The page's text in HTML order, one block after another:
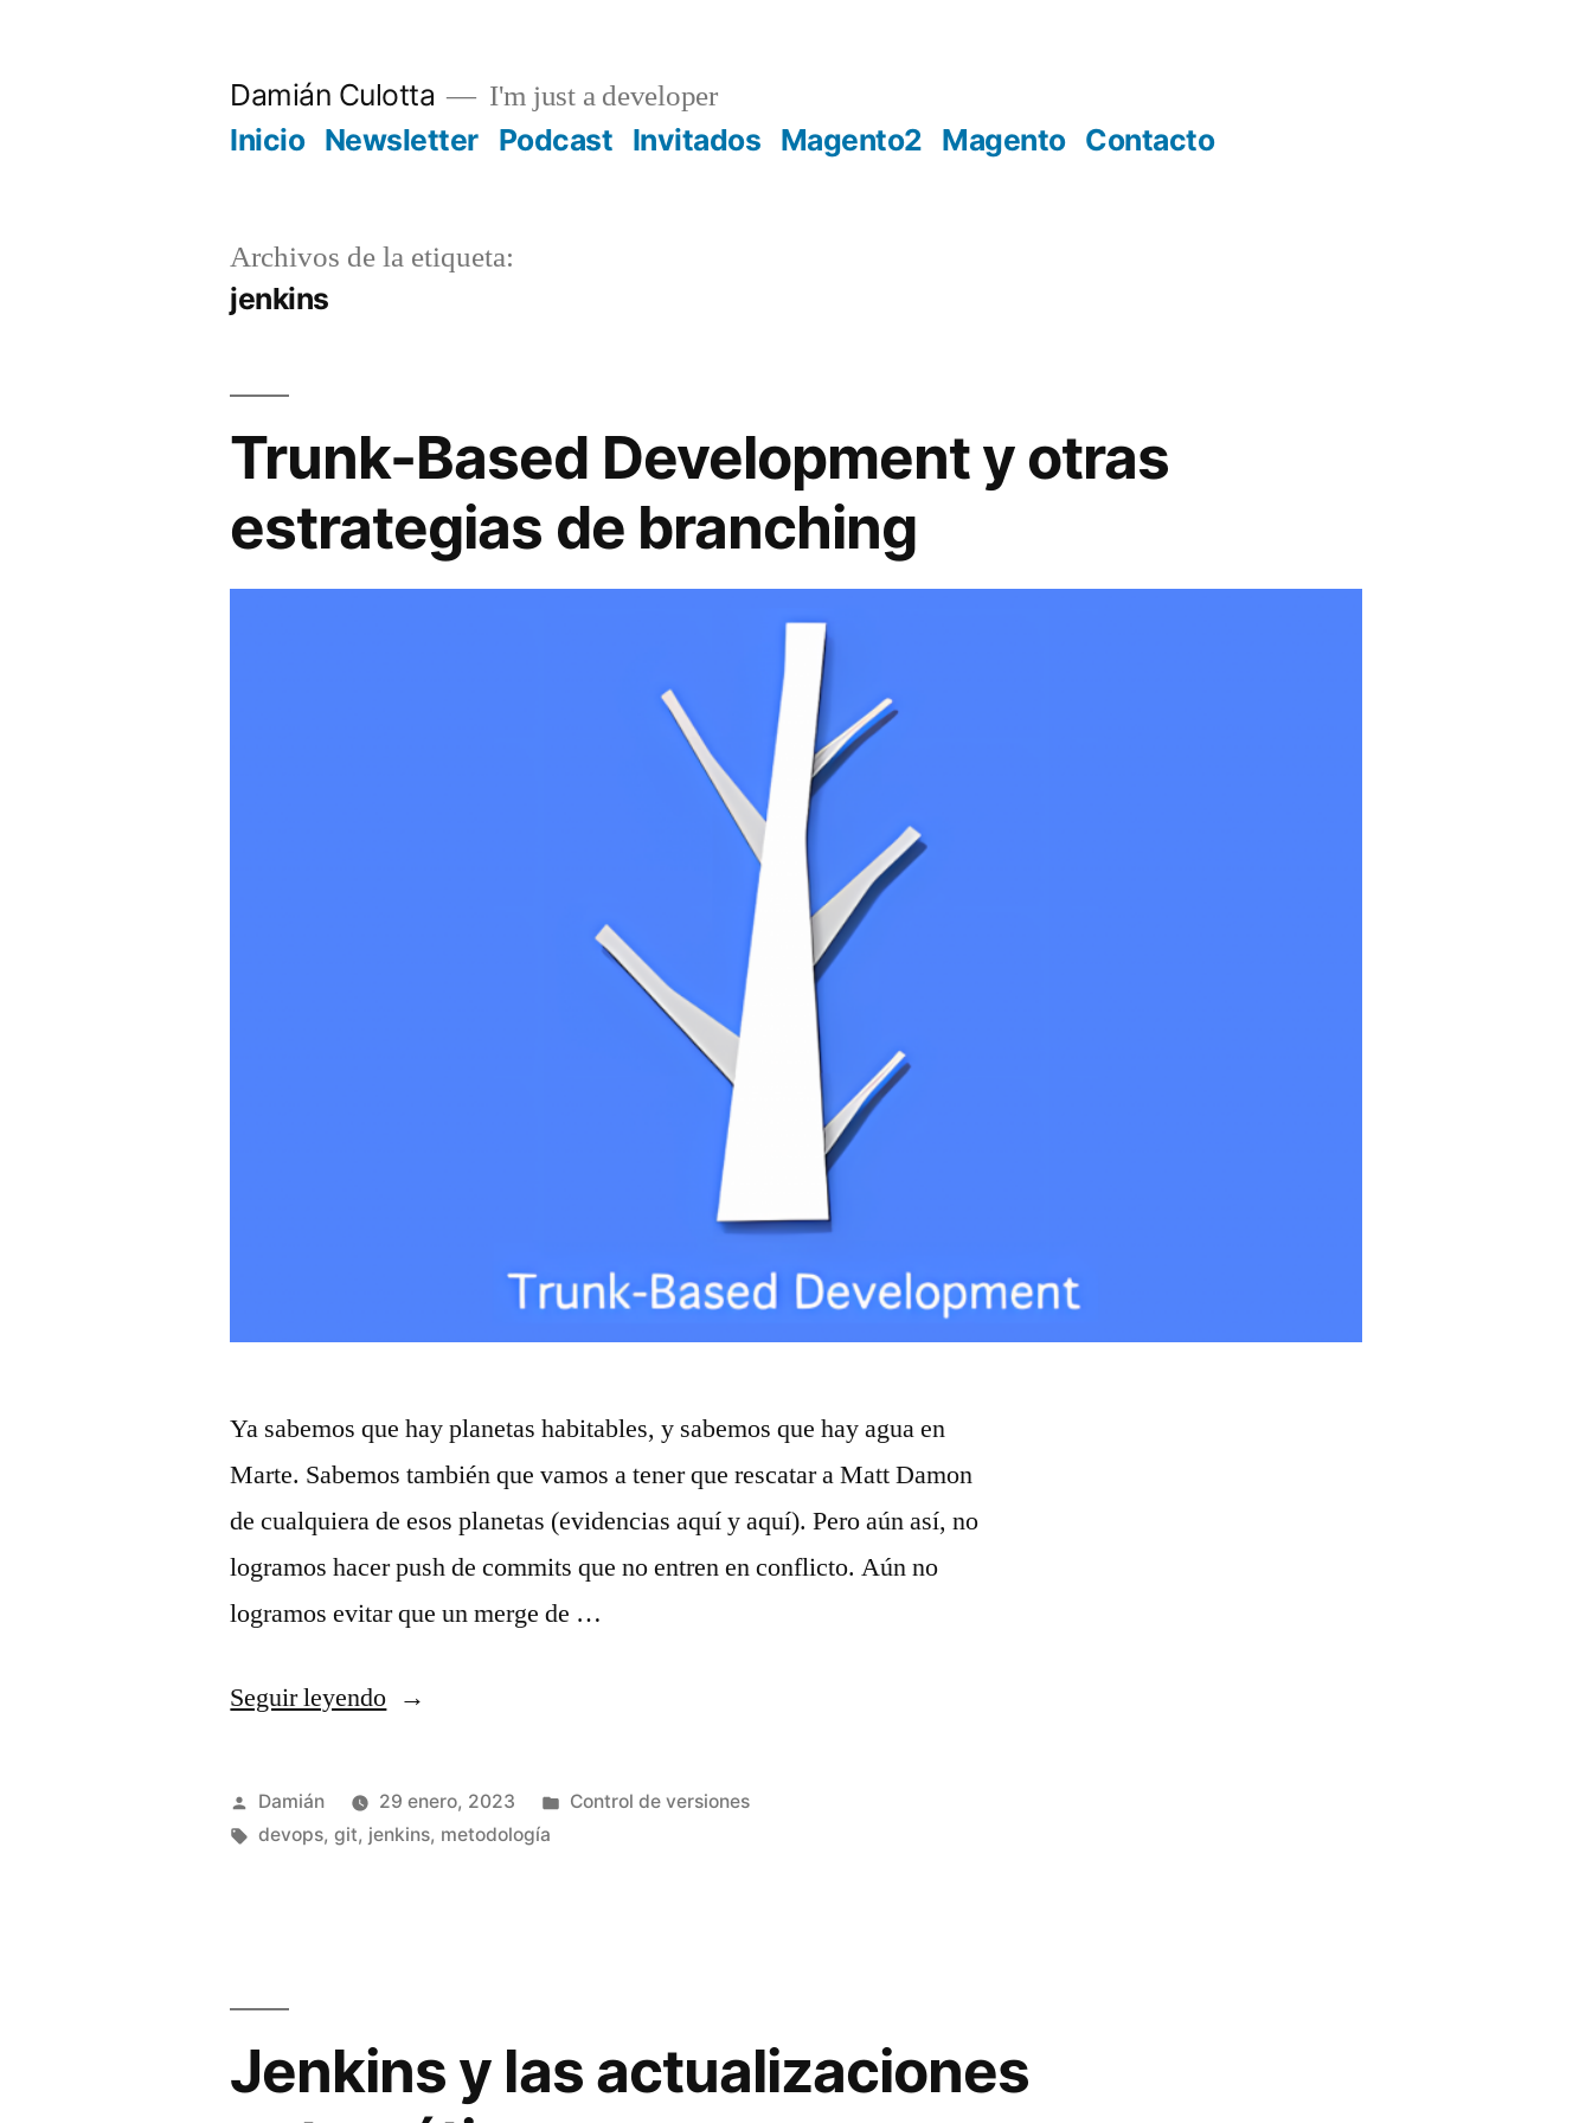
Damián Culotta I'm just a developer
Inicio Newsletter Podcast Invitados Magento2 Magento Contacto
Archivos de la etiqueta:
jenkins
Trunk-Based Development y otras
estrategias de branching
Ya sabemos que hay planetas habitables, y sabemos que hay agua en
Marte. Sabemos también que vamos a tener que rescatar a Matt Damon
de cualquiera de esos planetas (evidencias aquí y aquí). Pero aún así, no
logramos hacer push de commits que no entren en conflicto. Aún no
logramos evitar que un merge de …
Seguir leyendo«Trunk-
Development
y
Publicado
por
Damián 29 enero, 2023
Publicado
Control de versiones
Etiquetas:
devops,git, jenkins, metodología
Jenkins y las actualizaciones